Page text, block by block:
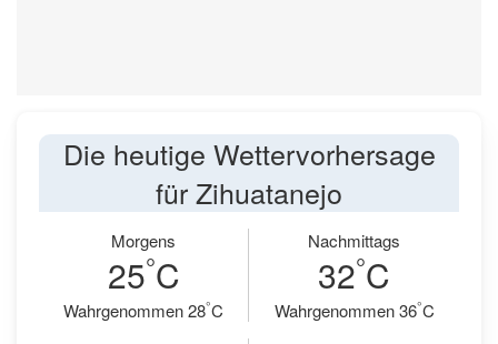
Die heutige Wettervorhersage
für Zihuatanejo
Morgens
25°C
Wahrgenommen 28°C
Nachmittags
32°C
Wahrgenommen 36°C